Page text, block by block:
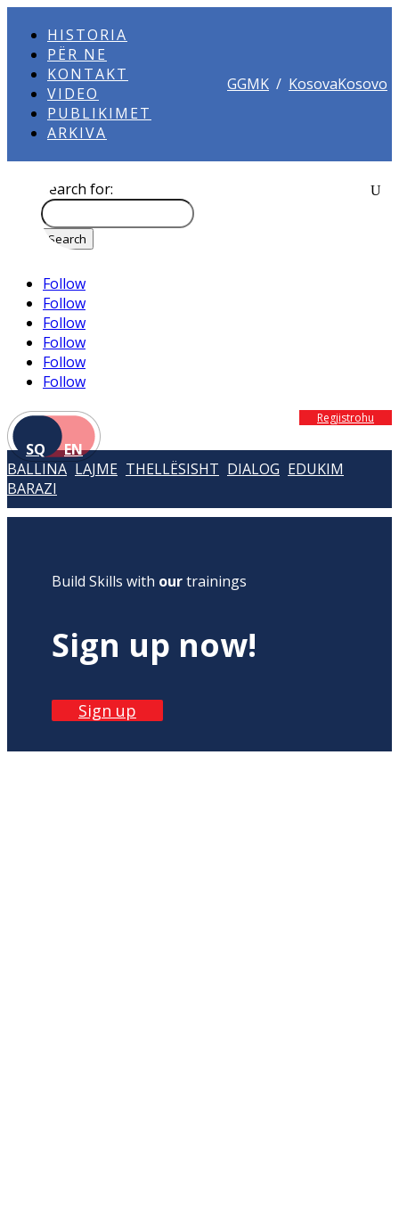
HISTORIA
PËR NE
KONTAKT
VIDEO
PUBLIKIMET
ARKIVA
GGMK / KosovaKosovo
Search for:
Follow
Follow
Follow
Follow
Follow
Follow
SQ EN
Regjistrohu
BALLINA LAJME THELLËSISHT DIALOG EDUKIM
BARAZI
Build Skills with ourtrainings
Sign up now!
Sign up